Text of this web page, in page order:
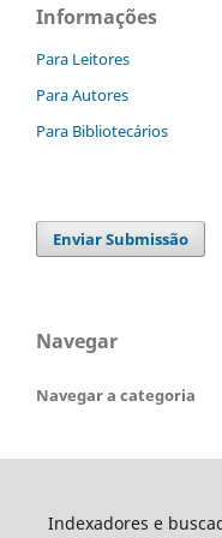
Informações
Para Leitores
Para Autores
Para Bibliotecários
Enviar Submissão
Navegar
Navegar a categoria
Indexadores e